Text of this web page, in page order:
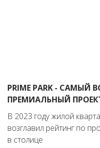
PRIME PARK -
ПРЕМИАЛЬНЫЙ
В 2023 году жилой
возглавил рейтинг по
в столице